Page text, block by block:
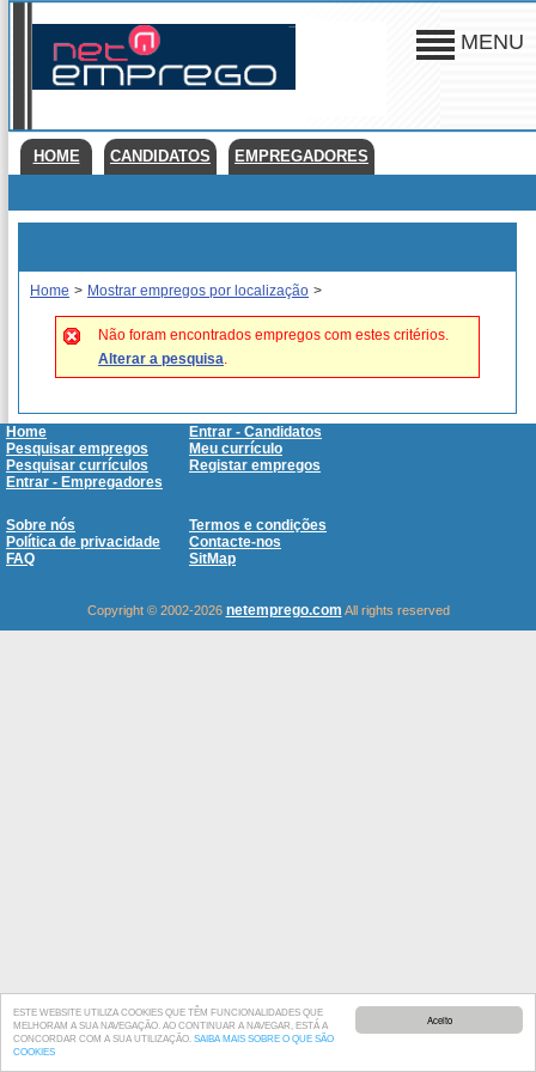
Aceito
ESTE WEBSITE UTILIZA COOKIES QUE TÊM FUNCIONALIDADES QUE
MELHORAM A SUA NAVEGAÇÃO. AO CONTINUAR A NAVEGAR, ESTÁ A
CONCORDAR COM A SUA UTILIZAÇÃO. SAIBA MAIS SOBRE O QUE SÃO
COOKIES
MENU
HOME CANDIDATOS EMPREGADORES
Home > Mostrar empregos por localização >
Não foram encontrados empregos com estes critérios.
Alterar a pesquisa.
Home
Entrar - Candidatos
Pesquisar empregos
Meu currículo
Pesquisar currículos
Registar empregos
Entrar - Empregadores
Sobre nós
Termos e condições
Política de privacidade
Contacte-nos
FAQ
SitMap
Copyright © 2002-2026 netemprego.com All rights reserved